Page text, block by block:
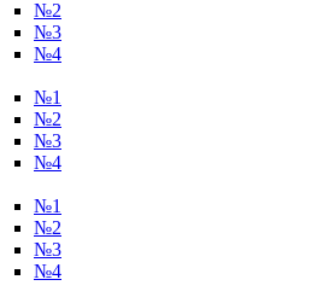
№2
№3
№4
№1
№2
№3
№4
№1
№2
№3
№4